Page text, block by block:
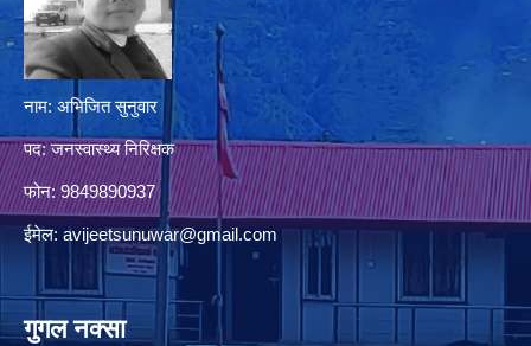
नाम: अभिजित सुनुवार
पद: जनस्वास्थ्य निरिक्षक
फोन: 9849890937
ईमेल: avijeetsunuwar@gmail.com
गुगल नक्सा